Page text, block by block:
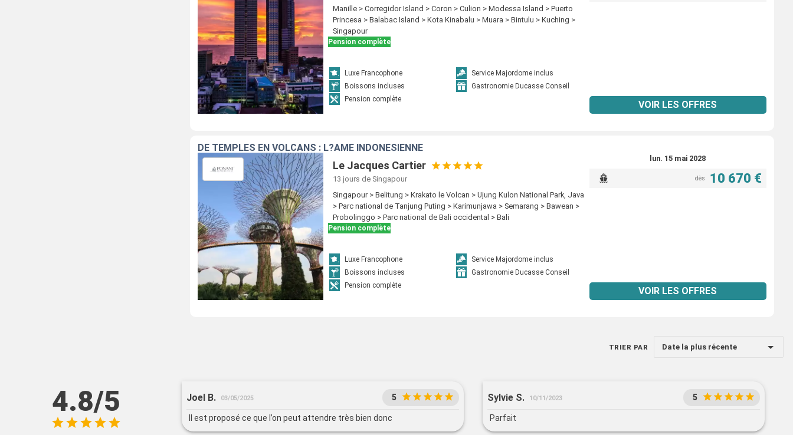
Manille > Corregidor Island > Coron > Culion > Modessa Island > Puerto
Princesa > Balabac Island > Kota Kinabalu > Muara > Bintulu > Kuching >
Singapour
Pension complète
Luxe Francophone
Service Majordome inclus
Boissons incluses
Gastronomie Ducasse Conseil
Pension complète
VOIR LES OFFRES
DE TEMPLES EN VOLCANS : L?ÂME INDONÉSIENNE
Le Jacques Cartier
13 jours de Singapour
Singapour > Belitung > Krakato le Volcan > Ujung Kulon National Park, Java
> Parc national de Tanjung Puting > Karimunjawa > Semarang > Bawean >
Probolinggo > Parc national de Bali occidental > Bali
Pension complète
Luxe Francophone
Service Majordome inclus
Boissons incluses
Gastronomie Ducasse Conseil
Pension complète
lun. 15 mai 2028
dès 10 670 €
VOIR LES OFFRES
TRIER PAR Date la plus récente
4.8/5 Joel B. 03/05/2025 5
Il est proposé ce que l’on peut attendre très bien donc
Sylvie S. 10/11/2023 5
Parfait